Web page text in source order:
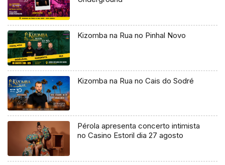
Kizomba na Rua no Pinhal Novo
Kizomba na Rua no Cais do Sodré
Pérola apresenta concerto intimista
no Casino Estoril dia 27 agosto